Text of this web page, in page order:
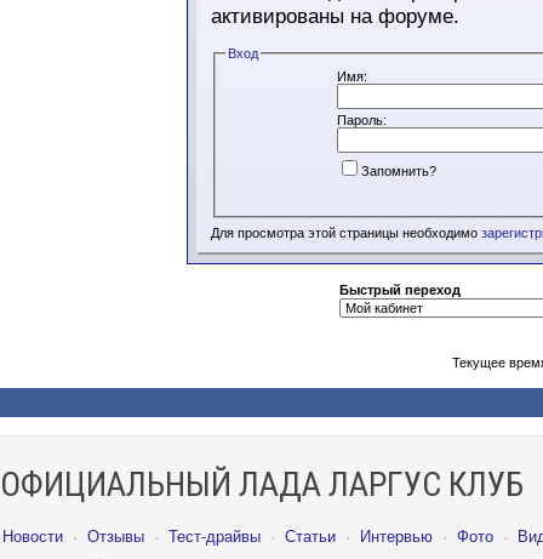
активированы на форуме.
Вход
Имя:
Пароль:
Запомнить?
Для просмотра этой страницы необходимо
Быстрый переход
Текущее
ОФИЦИАЛЬНЫЙ ЛАДА ЛАРГУС КЛУБ
Новости · Отзывы · Тест-драйвы · Статьи · Интервью · Фото ·